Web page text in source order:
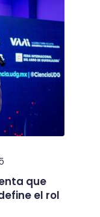
que
el rol